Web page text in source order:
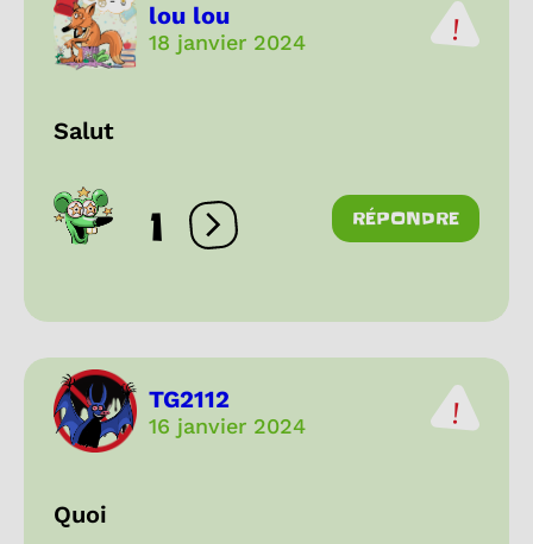
lou lou
18 janvier 2024
Salut
1 Ouvrir les réactions
RÉPONDRE
TG2112
16 janvier 2024
Quoi